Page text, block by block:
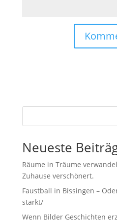
Neueste
Räume in Träume
Zuhause verschönert.
Faustball in Bissingen –
stärkt/
Wenn Bilder Geschichten